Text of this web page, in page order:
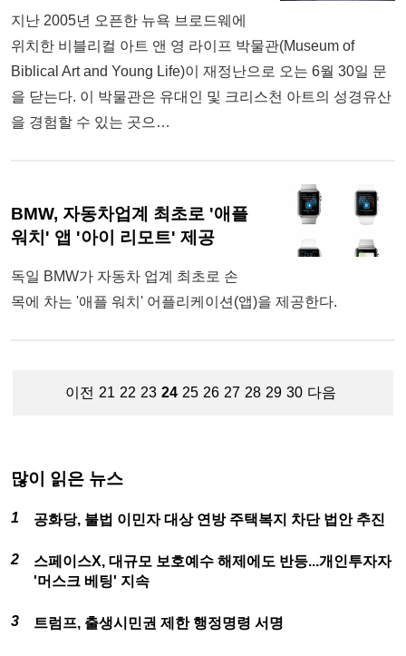
지난 2005년 오픈한 뉴욕 브로드웨에
위치한 비블리컬 아트 앤 영 라이프 박물관(Museum of
Biblical Art and Young Life)이 재정난으로 오는 6월 30일 문
을 닫는다. 이 박물관은 유대인 및 크리스천 아트의 성경유산
을 경험할 수 있는 곳으…
BMW, 자동차업계 최초로 '애플
워치' 앱 '아이 리모트' 제공
독일 BMW가 자동차 업계 최초로 손
목에 차는 '애플 워치' 어플리케이션(앱)을 제공한다.
이전 21 22 23 24 25 26 27 28 29 30 다음
많이 읽은 뉴스
공화당, 불법 이민자 대상 연방 주택복지 차단 법안 추진
스페이스X, 대규모 보호예수 해제에도 반등...개인투자자
'머스크 베팅' 지속
트럼프, 출생시민권 제한 행정명령 서명